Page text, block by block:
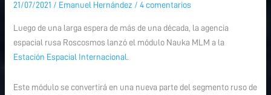
21/07/2021 / Emanuel Hernández /4 comentarios
Luego de una larga espera de más de una década, la agencia
espacial rusa Roscosmos lanzó el módulo Nauka MLM a la
Estación Espacial Internacional.
Este módulo se convertirá en una nueva parte del segmento ruso de
Nauka
MLM